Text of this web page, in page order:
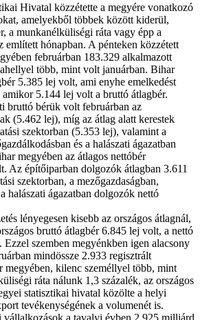
Hivatal közzétette a megyére vonatkozó
amelyekből többek között kiderül,
a munkanélküliségi ráta vagy épp a
említett hónapban. A pénteken közzétett
februárban 183.329 alkalmazott
több, mint volt januárban. Bihar
5.385 lej volt, ami enyhe emelkedést
5.144 lej volt a bruttó átlagbér.
bruttó bérük volt februárban az
(5.462 lej), míg az átlag alatt kerestek
szektorban (5.353 lej), valamint a
és a halászati ágazatban
megyében az átlagos nettóbér
Az építőiparban dolgozók átlagban 3.611
szektorban, a mezőgazdaságban,
halászati ágazatban dolgozók nettó
lényegesen kisebb az országos átlagnál,
bruttó átlagbér 6.845 lej volt, a nettó
szemben megyénkben igen alacsony
mindössze 2.933 regisztrált
kilenc személlyel több, mint
ráta nálunk 1,3 százalék, az országos
statisztikai hivatal közölte a helyi
tevékenységének a volumenét is.
vállalkozások a tavalyi évben 2,925 milliárd